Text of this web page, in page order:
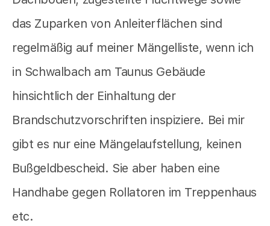
das Zuparken von Anleiterflächen sind
regelmäßig auf meiner Mängelliste, wenn ich
in Schwalbach am Taunus Gebäude
hinsichtlich der Einhaltung der
Brandschutzvorschriften inspiziere. Bei mir
gibt es nur eine Mängelaufstellung, keinen
Bußgeldbescheid. Sie aber haben eine
Handhabe gegen Rollatoren im Treppenhaus
etc.